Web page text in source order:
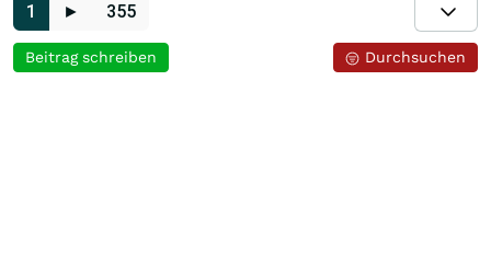
1 ► 355
Durchsuchen
Beitrag schreiben